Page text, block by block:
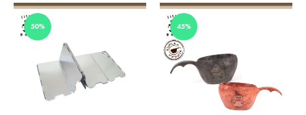
50% 45%